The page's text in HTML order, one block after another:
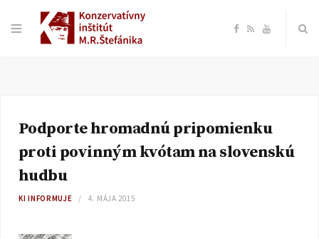
F
e
R Y
T
Podporte hromadnú pripomienku
proti povinným kvótam na slovenskú
hudbu
KI INFORMUJE 4. MÁJA 2015